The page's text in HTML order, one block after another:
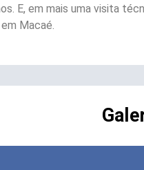
E, em mais uma visita
Macaé.